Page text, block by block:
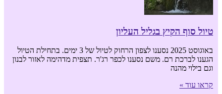
טיול סוף הקיץ בגליל העליון
באוגוסט 2025 נסענו לצפון הרחוק לטיול של 3 ימים. בתחילת הטיול
הגענו לברכת רם. משם נסענו לכפר רג'ר. תצפית מדהימה לאזור לבנון
וגם בילוי מהנה
קראו עוד »